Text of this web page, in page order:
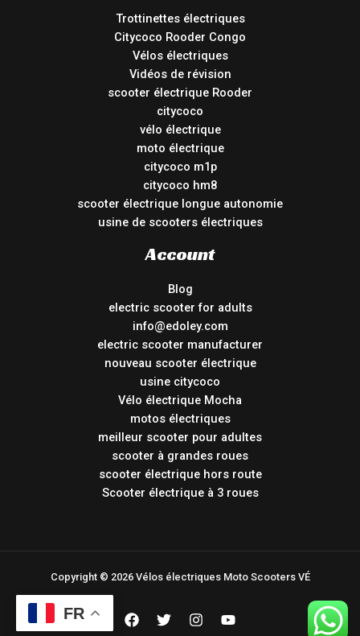
Trottinettes électriques
Citycoco Rooder Congo
Vélos électriques
Vidéos de révision
scooter électrique Rooder
citycoco
vélo électrique
moto électrique
citycoco m1p
citycoco hm8
scooter électrique longue autonomie
usine de scooters électriques
Account
Blog
electric scooter for adults
info@edoley.com
electric scooter manufacturer
nouveau scooter électrique
usine citycoco
Vélo électrique Mocha
motos électriques
meilleur scooter pour adultes
scooter à grandes roues
scooter électrique hors route
Scooter électrique à 3 roues
Copyright © 2026 Vélos électriques Moto Scooters VÉ
FR